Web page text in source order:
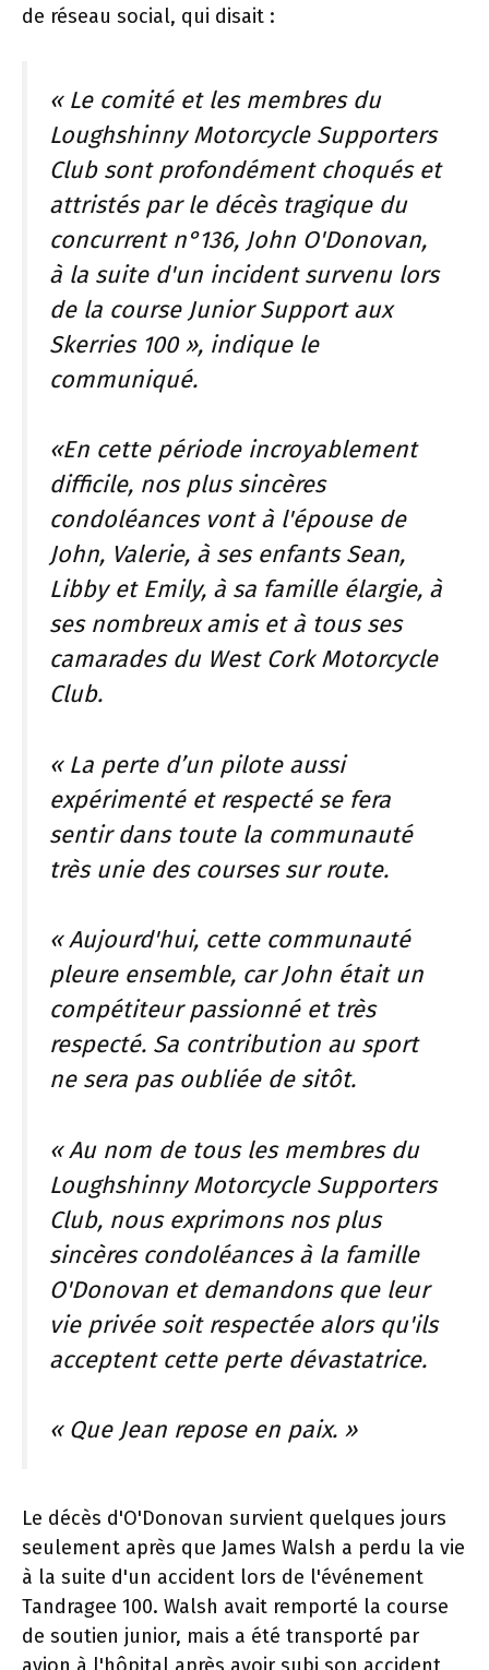
de réseau social, qui disait :
« Le comité et les membres du
Loughshinny Motorcycle Supporters
Club sont profondément choqués et
attristés par le décès tragique du
concurrent n°136, John O'Donovan,
à la suite d'un incident survenu lors
de la course Junior Support aux
Skerries 100 », indique le
communiqué.
«En cette période incroyablement
difficile, nos plus sincères
condoléances vont à l'épouse de
John, Valerie, à ses enfants Sean,
Libby et Emily, à sa famille élargie, à
ses nombreux amis et à tous ses
camarades du West Cork Motorcycle
Club.
« La perte d’un pilote aussi
expérimenté et respecté se fera
sentir dans toute la communauté
très unie des courses sur route.
« Aujourd'hui, cette communauté
pleure ensemble, car John était un
compétiteur passionné et très
respecté. Sa contribution au sport
ne sera pas oubliée de sitôt.
« Au nom de tous les membres du
Loughshinny Motorcycle Supporters
Club, nous exprimons nos plus
sincères condoléances à la famille
O'Donovan et demandons que leur
vie privée soit respectée alors qu'ils
acceptent cette perte dévastatrice.
« Que Jean repose en paix. »
Le décès d'O'Donovan survient quelques jours
seulement après que James Walsh a perdu la vie
à la suite d'un accident lors de l'événement
Tandragee 100. Walsh avait remporté la course
de soutien junior, mais a été transporté par